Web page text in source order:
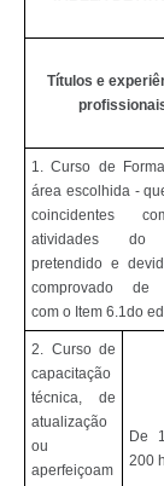
Títulos e
1. Curso de
área escolhida -
coincidentes
atividades do
pretendido e
comprovado de
com o Item 6.1do
2. Curso de
capacitação
técnica, de
atualização
ou
aperfeiçoam
De
200